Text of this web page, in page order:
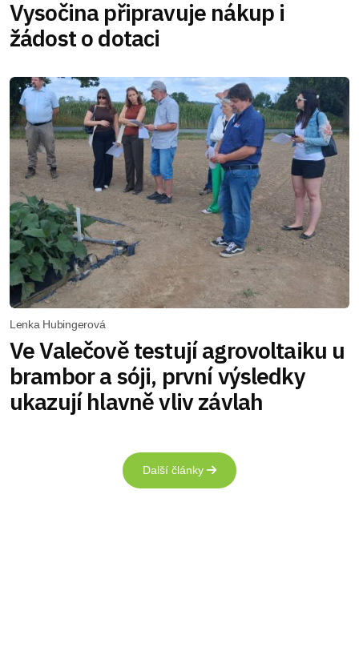
Vysočina připravuje nákup i
žádost o dotaci
Lenka Hubingerová
Ve Valečově testují agrovoltaiku u
brambor a sóji, první výsledky
ukazují hlavně vliv závlah
Další články